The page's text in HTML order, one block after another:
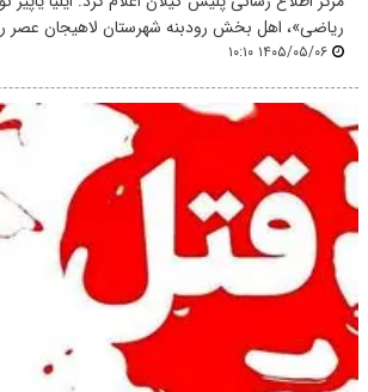
ریاضی»، اهل بخش رودبنه شهرستان لاهیجان عصر
۱۴۰۵/۰۵/۰۶ ۱۰:۱۰